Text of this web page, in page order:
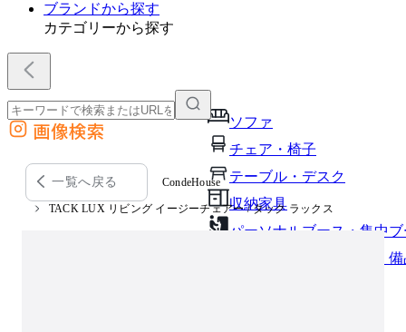
ブランドから探す
カテゴリーから探す
ソファ
チェア・椅子
テーブル・デスク
収納家具
パーソナルブース・集中
オフィスアクセサリー・
外部サイトの商品をカートに追加
他のサイトで見つけた商品ページのURLを貼り付けて、カートに追加できます
画像検索
一覧へ戻る CondeHouse
TACK LUX リビング イージーチェアー / タック ラックス